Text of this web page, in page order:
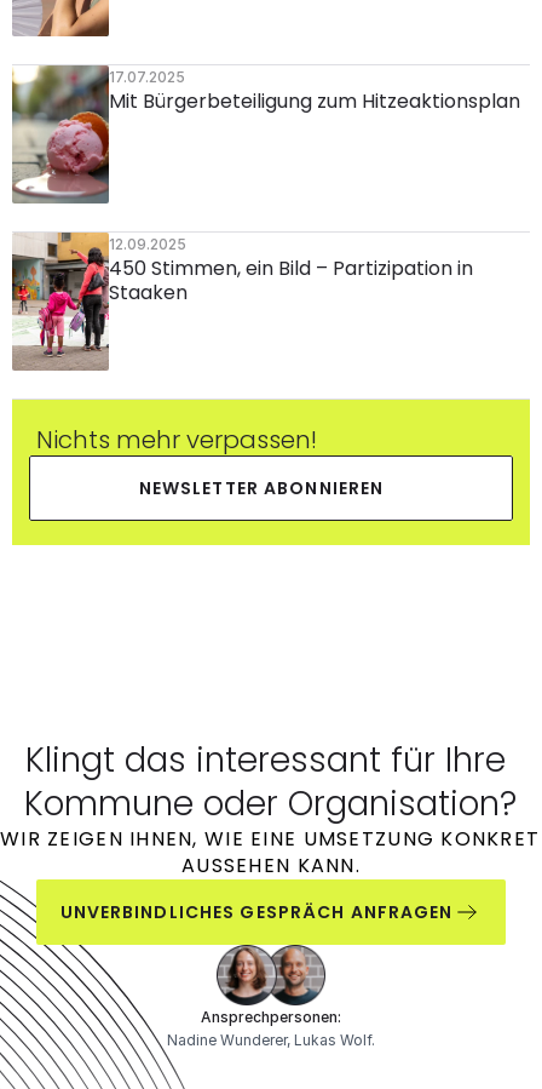
17.07.2025
Mit Bürgerbeteiligung zum Hitzeaktionsplan
12.09.2025
450 Stimmen, ein Bild – Partizipation in
Staaken
Nichts mehr verpassen!
NEWSLETTER ABONNIEREN
Klingt das interessant für Ihre
Kommune oder Organisation?
WIR ZEIGEN IHNEN, WIE EINE UMSETZUNG KONKRET
AUSSEHEN KANN.
UNVERBINDLICHES GESPRÄCH ANFRAGEN
Ansprechpersonen:
Nadine Wunderer, Lukas Wolf.